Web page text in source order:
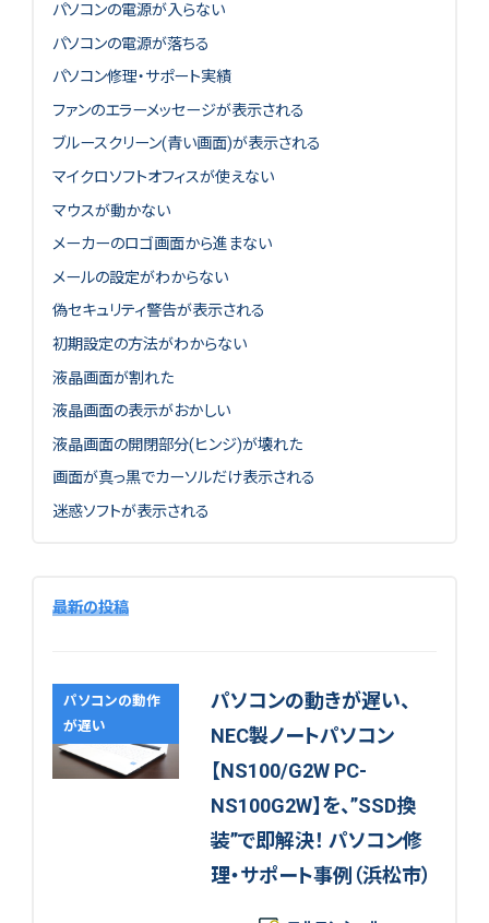
パソコンの電源が入らない
パソコンの電源が落ちる
パソコン修理・サポート実績
ファンのエラーメッセージが表示される
ブルースクリーン(青い画面)が表示される
マイクロソフトオフィスが使えない
マウスが動かない
メーカーのロゴ画面から進まない
メールの設定がわからない
偽セキュリティ警告が表示される
初期設定の方法がわからない
液晶画面が割れた
液晶画面の表示がおかしい
液晶画面の開閉部分(ヒンジ)が壊れた
画面が真っ黒でカーソルだけ表示される
迷惑ソフトが表示される
最新の投稿
パソコンの動作
が遅い
パソコンの動きが遅い、
NEC製ノートパソコン
【NS100/G2W PC-
NS100G2W】を、”SSD換
装”で即解決！ パソコン修
理・サポート事例（浜松市）